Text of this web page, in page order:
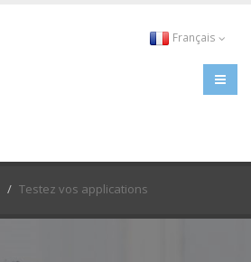
Français
Testez vos applications